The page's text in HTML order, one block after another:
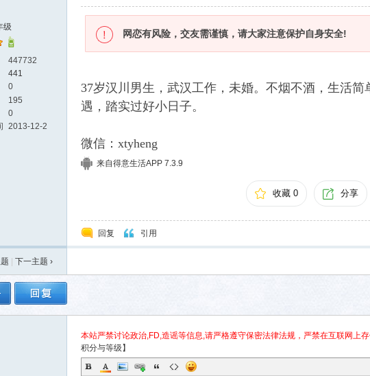
级
447732
441
0
195
0
2013-12-2
网恋有风险，交友需谨慎，请大家注意保护自身安全!
37岁汉川男生，武汉工作，未婚。不烟不酒，生活
遇，踏实过好小日子。
微信：xtyheng
来自得意生活APP 7.3.9
收藏 0 分享
回复 引用
下一主题 ›
本站严禁讨论政治,FD,造谣等信息,请严格遵守保密法律法规，严禁在互联网上
积分与等级】